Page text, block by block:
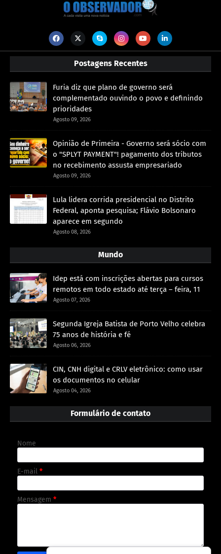
Postagens Recentes
Furia diz que plano de governo será
complementado ouvindo o povo e definindo
prioridades
Agosto 09, 2026
Opinião de Primeira - Governo será sócio com
o "SPLYT PAYMENT"! pagamento dos tributos
no recebimento assusta empresariado
Agosto 09, 2026
Lula lidera corrida presidencial no Distrito
Federal, aponta pesquisa; Flávio Bolsonaro
aparece em segundo
Agosto 08, 2026
Mundo
Idep está com inscrições abertas para cursos
remotos em todo estado até terça – feira, 11
Agosto 07, 2026
Segunda Igreja Batista de Porto Velho celebra
75 anos de história e fé
Agosto 06, 2026
CIN, CNH digital e CRLV eletrônico: como usar
os documentos no celular
Agosto 04, 2026
Formulário de contato
Nome
E-mail *
Mensagem *